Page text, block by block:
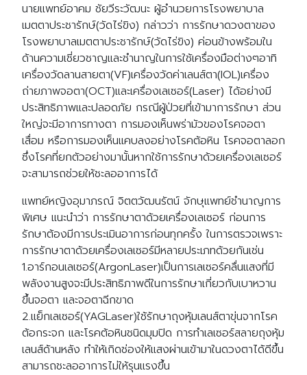
นายแพทย์อาคม ชัยวีระวัฒนะ ผู้อำนวยการโรงพยาบาล
เมตตาประชารักษ์(วัดไร่ขิง) กล่าวว่า การรักษาดวงตาของ
โรงพยาบาลเมตตาประชารักษ์(วัดไร่ขิง) ค่อนข้างพร้อมใน
ด้านความเชี่ยวชาญและชำนาญในการใช้เครื่องมือต่างๆอาทิ
เครื่องวัดลานสายตา(VF)เครื่องวัดค่าเลนส์ตา(IOL)เครื่อง
ถ่ายภาพจอตา(OCT)และเครื่องเลเซอร์(Laser) ได้อย่างมี
ประสิทธิภาพและปลอดภัย กรณีผู้ป่วยที่เข้ามาการรักษา ส่วน
ใหญ่จะมีอาการทางตา การมองเห็นพร่ามัวของโรคจอตา
เสื่อม หรือการมองเห็นแคบลงอย่างโรคต้อหิน โรคจอตาลอก
ซึ่งโรคที่ยกตัวอย่างมานั้นหากใช้การรักษาด้วยเครื่องเลเซอร์
จะสามารถช่วยให้ชะลออาการได้
แพทย์หญิงอุมาภรณ์ จิตตวัฒนรัตน์ จักษุแพทย์ชำนาญการ
พิเศษ แนะนำว่า การรักษาตาด้วยเครื่องเลเซอร์ ก่อนการ
รักษาต้องมีการประเมินอาการก่อนทุกครั้ง ในการตรวจเพราะ
การรักษาตาด้วยเครื่องเลเซอร์มีหลายประเภทด้วยกันเช่น
1.อาร์กอนเลเซอร์(ArgonLaser)เป็นการเลเซอร์คลื่นแสงที่มี
พลังงานสูงจะมีประสิทธิภาพดีในการรักษาเกี่ยวกับเบาหวาน
ขึ้นจอตา และจอตาฉีกขาด
2.แย็กเลเซอร์(YAGLaser)ใช้รักษาถุงหุ้มเลนส์ตาขุ่นจากโรค
ต้อกระจก และโรคต้อหินชนิดมุมปิด การทำเลเซอร์สลายถุงหุ้ม
เลนส์ด้านหลัง ทำให้เกิดช่องให้แสงผ่านเข้ามาในดวงตาได้ดีขึ้น
สามารถชะลออาการไม่ให้รุนแรงขึ้น